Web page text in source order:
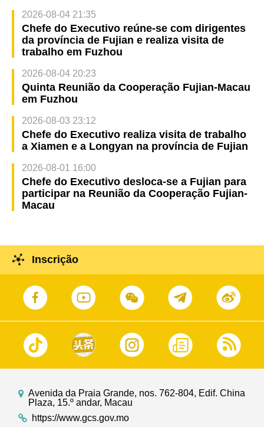
2026-08-04 21:35
Chefe do Executivo reúne-se com dirigentes
da província de Fujian e realiza visita de
trabalho em Fuzhou
2026-08-04 20:23
Quinta Reunião da Cooperação Fujian-Macau
em Fuzhou
2026-08-03 23:12
Chefe do Executivo realiza visita de trabalho
a Xiamen e a Longyan na província de Fujian
2026-08-01 16:00
Chefe do Executivo desloca-se a Fujian para
participar na Reunião da Cooperação Fujian-
Macau
Inscrição
Avenida da Praia Grande, nos. 762-804, Edif. China
Plaza, 15.º andar, Macau
https://www.gcs.gov.mo